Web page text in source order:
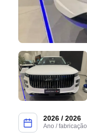
2026 / 2026
Ano / fabricação